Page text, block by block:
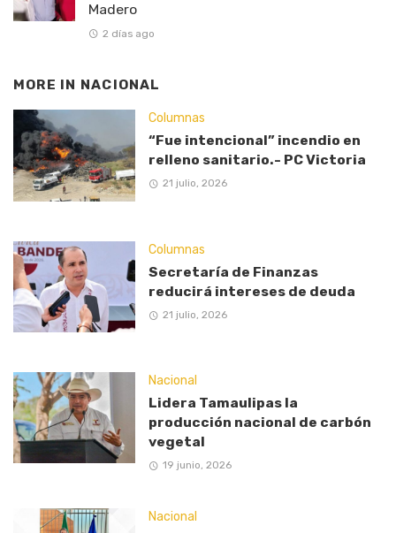
Madero
2 días ago
MORE IN NACIONAL
Columnas
“Fue intencional” incendio en
relleno sanitario.- PC Victoria
21 julio, 2026
Columnas
Secretaría de Finanzas
reducirá intereses de deuda
21 julio, 2026
Nacional
Lidera Tamaulipas la
producción nacional de carbón
vegetal
19 junio, 2026
Nacional